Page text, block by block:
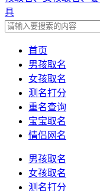
首页
男孩取名
女孩取名
测名打分
重名查询
宝宝取名
情侣网名
男孩取名
女孩取名
测名打分